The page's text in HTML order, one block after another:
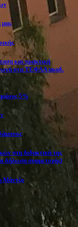
μας
και πρακτική
στα ΤΕΦΑΑ ακαδ.
5%
στη διδακτική της
δήλωση συμμετοχής)
Μάντζο